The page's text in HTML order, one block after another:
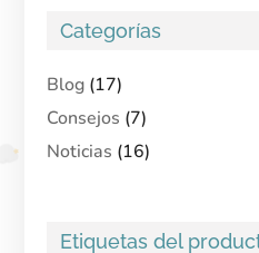
Categorías
Blog (17)
Consejos (7)
Noticias (16)
Etiquetas del